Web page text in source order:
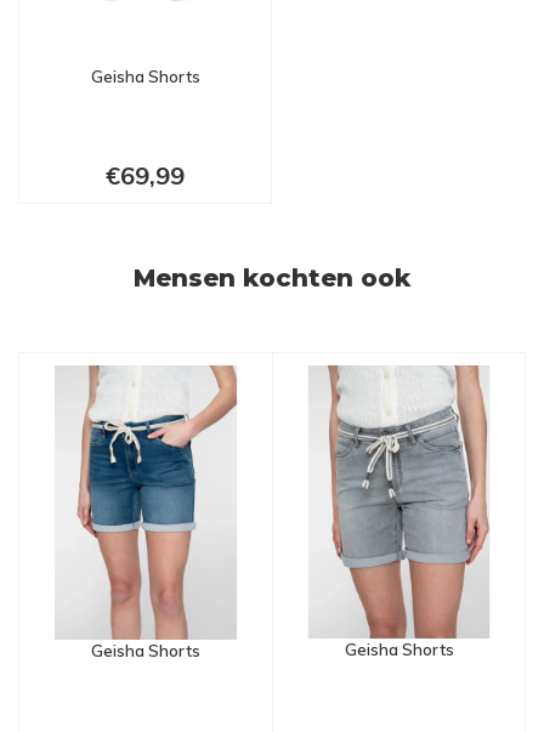
Geisha Shorts
€69,99
Mensen kochten ook
Geisha Shorts Geisha Shorts